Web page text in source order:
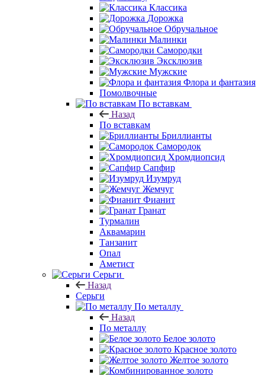
Классика
Дорожка
Обручальное
Малинки
Самородки
Эксклюзив
Мужские
Флора и фантазия
Помолвочные
По вставкам
Назад
По вставкам
Бриллианты
Самородок
Хромдиопсид
Сапфир
Изумруд
Жемчуг
Фианит
Гранат
Турмалин
Аквамарин
Танзанит
Опал
Аметист
Серьги
Назад
Серьги
По металлу
Назад
По металлу
Белое золото
Красное золото
Желтое золото